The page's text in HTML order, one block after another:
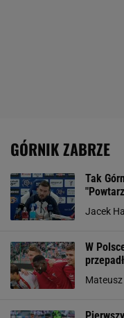
GÓRNIK ZABRZE
Tak
Jacek
W
Mateusz